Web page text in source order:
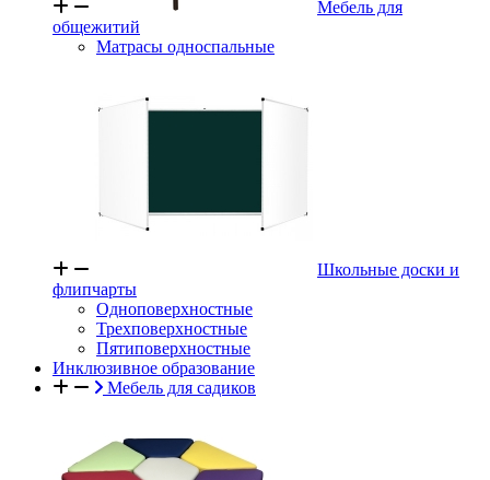
Мебель для
общежитий
Матрасы односпальные
Школьные доски и
флипчарты
Одноповерхностные
Трехповерхностные
Пятиповерхностные
Инклюзивное образование
Мебель для садиков